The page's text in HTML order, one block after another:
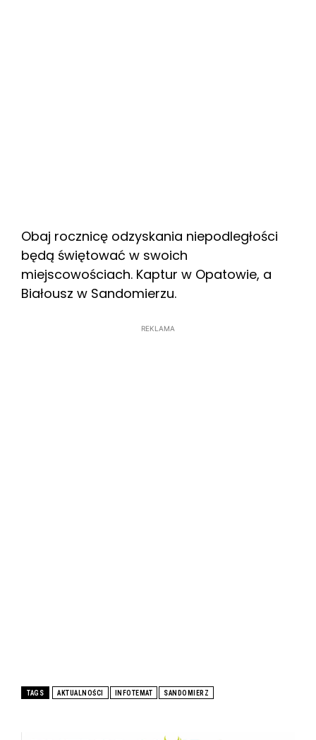
Obaj rocznicę odzyskania niepodległości
będą świętować w swoich
miejscowościach. Kaptur w Opatowie, a
Białousz w Sandomierzu.
REKLAMA
TAGS AKTUALNOŚCI INFOTEMAT SANDOMIERZ